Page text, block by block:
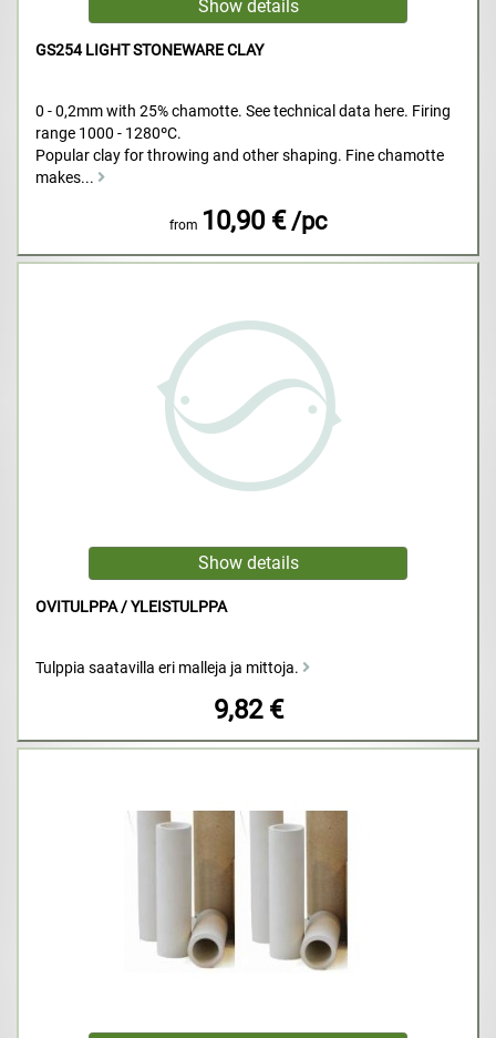
GS254 LIGHT STONEWARE CLAY
0 - 0,2mm with 25% chamotte. See technical data here. Firing
range 1000 - 1280ºC.
Popular clay for throwing and other shaping. Fine chamotte
makes...
from 10,90 € /pc
OVITULPPA / YLEISTULPPA
Tulppia saatavilla eri malleja ja mittoja.
9,82 €